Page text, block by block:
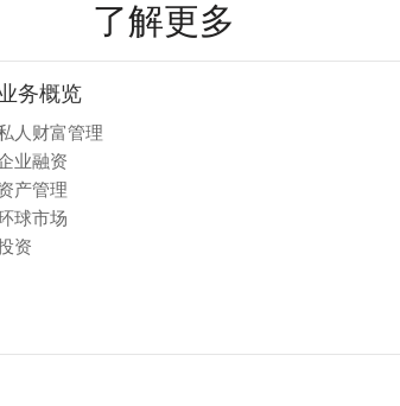
了解更多
务概览
人财富管理
业融资
产管理
球市场
资